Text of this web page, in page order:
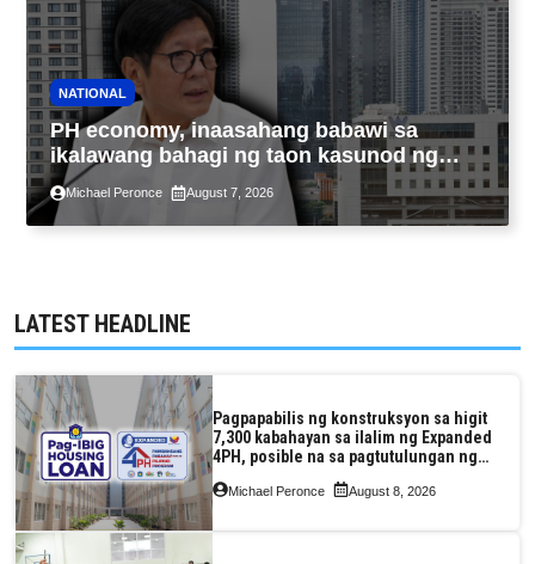
NATIONAL
PH economy, inaasahang babawi sa
ikalawang bahagi ng taon kasunod ng
2.3% GDP dulot ng Middle East war,
pagkaantala ng public construction
Michael Peronce August 7, 2026
LATEST HEADLINE
Pagpapabilis ng konstruksyon sa higit
7,300 kabahayan sa ilalim ng Expanded
4PH, posible na sa pagtutulungan ng
Pag-IBIG at P.A. Alvarez
Michael Peronce August 8, 2026